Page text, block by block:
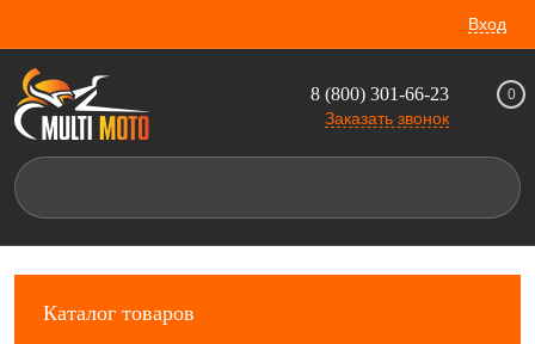
Вход
8 (800) 301-66-23
Заказать звонок
0
Каталог товаров